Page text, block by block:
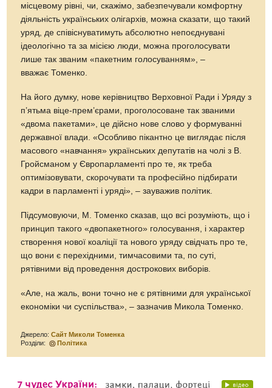
місцевому рівні, чи, скажімо, забезпечували комфортну
діяльність українських олігархів, можна сказати, що такий
уряд, де співіснуватимуть абсолютно непоєднувані
ідеологічно та за місією люди, можна проголосувати
лише так званим «пакетним голосуванням», –
вважає Томенко.
На його думку, нове керівництво Верховної Ради і Уряду з
п’ятьма віце-прем’єрами, проголосоване так званими
«двома пакетами», це дійсно нове слово у формуванні
державної влади. «Особливо пікантно це виглядає після
масового «навчання» українських депутатів на чолі з В.
Гройсманом у Європарламенті про те, як треба
оптимізовувати, скорочувати та професійно підбирати
кадри в парламенті і уряді», – зауважив політик.
Підсумовуючи, М. Томенко сказав, що всі розуміють, що і
принцип такого «двопакетного» голосування, і характер
створення нової коаліції та нового уряду свідчать про те,
що вони є перехідними, тимчасовими та, по суті,
рятівними від проведення дострокових виборів.
«Але, на жаль, вони точно не є рятівними для української
економіки чи суспільства», – зазначив Микола Томенко.
Джерело:Сайт Миколи Томенка
Розділи:
Політика